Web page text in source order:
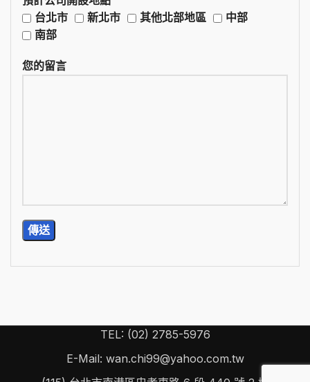
台北市
新北市 其他北部地區
中部
南部
您的留言
TEL: (02) 2785-5976
E-Mail: wan.chi99@yahoo.com.tw